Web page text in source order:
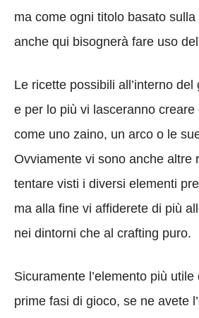
ma come ogni titolo basato
anche qui bisognerà fare uso del
Le ricette possibili all’interno
e per lo più vi lasceranno creare
come uno zaino, un arco o le
Ovviamente vi sono anche altre
tentare visti i diversi elementi
ma alla fine vi affiderete di più
nei dintorni che al crafting puro.
Sicuramente l’elemento più
prime fasi di gioco, se ne avete